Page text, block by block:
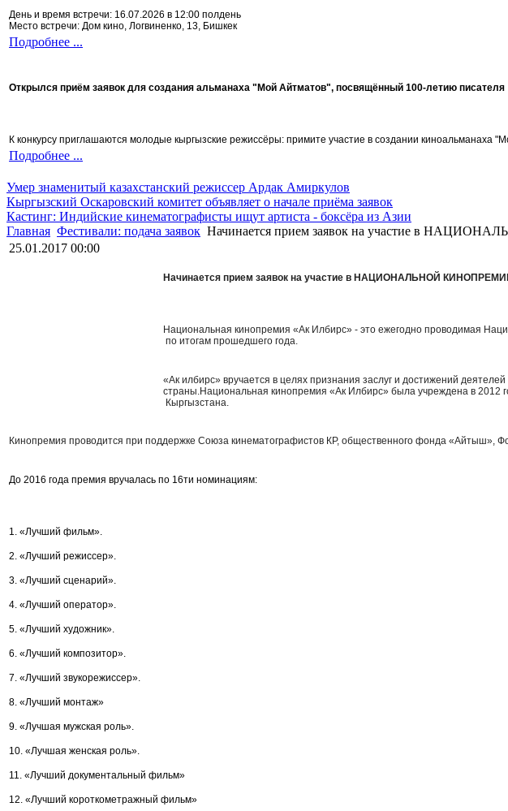
День и время встречи: 16.07.2026 в 12:00 полдень
Место встречи: Дом кино, Логвиненко, 13, Бишкек
Подробнее ...
Открылся приём заявок для создания альманаха "Мой Айтматов", посвящённый 100-летию писателя
К конкурсу приглашаются молодые кыргызские режиссёры: примите участие в создании киноальманаха
Подробнее ...
Умер знаменитый казахстанский режиссер Ардак Амиркулов
Кыргызский Оскаровский комитет объявляет о начале приёма заявок
Кастинг: Индийские кинематографисты ищут артиста - боксёра из Азии
Главная Фестивали: подача заявок Начинается прием заявок на участие в
25.01.2017 00:00
Начинается прием заявок на участие в НАЦИОНАЛЬНОЙ
Национальная кинопремия «Ак Илбирс» - это ежегодно проводимая
по итогам прошедшего года.
«Ак илбирс» вручается в целях признания заслуг и достижений
страны.Национальная кинопремия «Ак Илбирс» была учреждена в 2012
Кыргызстана.
Кинопремия проводится при поддержке Союза кинематографистов КР, общественного фонда «Айтыш»,
До 2016 года премия вручалась по 16ти номинациям:
1. «Лучший фильм».
2. «Лучший режиссер».
3. «Лучший сценарий».
4. «Лучший оператор».
5. «Лучший художник».
6. «Лучший композитор».
7. «Лучший звукорежиссер».
8. «Лучший монтаж»
9. «Лучшая мужская роль».
10. «Лучшая женская роль».
11. «Лучший документальный фильм»
12. «Лучший короткометражный фильм»